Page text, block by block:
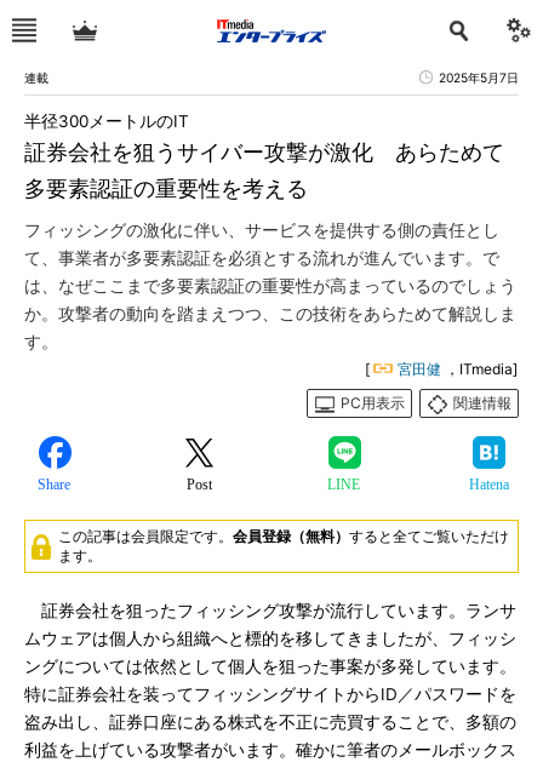
連載 2025年5月7日
証券会社を狙うサイバー攻撃が激化 あらためて
多要素認証の重要性を考える
半径300メートルのIT
フィッシングの激化に伴い、サービスを提供する側の責任とし
て、事業者が多要素認証を必須とする流れが進んでいます。で
は、なぜここまで多要素認証の重要性が高まっているのでしょう
か。攻撃者の動向を踏まえつつ、この技術をあらためて解説しま
す。
[ 宮田健 ，ITmedia]
PC用表示
関連情報
Share Post LINE Hatena
この記事は会員限定です。 会員登録（無料） すると全てご覧いただけ
ます。
証券会社を狙ったフィッシング攻撃が流行しています。ランサ
ムウェアは個人から組織へと標的を移してきましたが、フィッシ
ングについては依然として個人を狙った事案が多発しています。
特に証券会社を装ってフィッシングサイトからID／パスワードを
盗み出し、証券口座にある株式を不正に売買することで、多額の
利益を上げている攻撃者がいます。確かに筆者のメールボックス